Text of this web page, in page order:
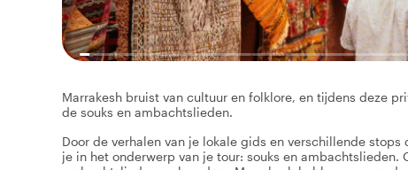
Marrakesh bruist van cultuur en folklore, en tijdens deze
de souks en ambachtslieden.
Door de verhalen van je lokale gids en verschillende
je in het onderwerp van je tour: souks en